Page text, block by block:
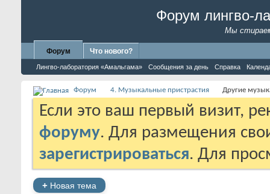
Форум лингво-
Мы
Форум
Лингво-лаборатория «Амальгама» Сообщения за день Справка
Что нового?
Форум 4. Музыкальные пристрастия Другие
Если это ваш первый визит,
форуму. Для размещения
зарегистрироваться. Для
+ Новая тема